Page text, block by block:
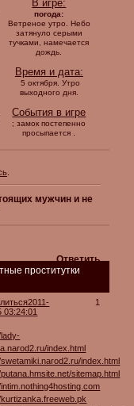
В игре:
погода:
Ветреное утро. Небо
затянуло серыми
тучками, намечается
дождь.
Время и дата:
5 октября. Утро
выходного дня.
События в игре
; замок постепенно
просыпается
.
мужчин и не
проститутки
Ответить
1
2011-
03:24:01
index.html
index.html
sitemap.html